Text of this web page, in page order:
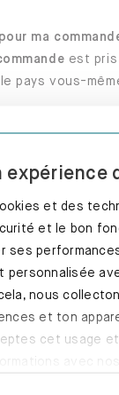
expérience
et des
et le bon
ses
personnalisée
nous
et ton
cet usage
ma
est pris
pays vous-
montage, les
que les
bon d’achat ?
titre, vous
de 30 jours